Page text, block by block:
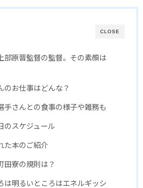
CLOSE
部原晋監督の監督。その素顔は
のお仕事はどんな？
手さんとの食事の様子や雑務も
のスケジュール
た本のご紹介
寮の規則は？
は明るいところはエネルギッシ